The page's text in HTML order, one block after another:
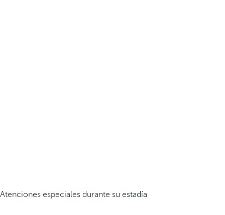
Atenciones especiales durante su estadía